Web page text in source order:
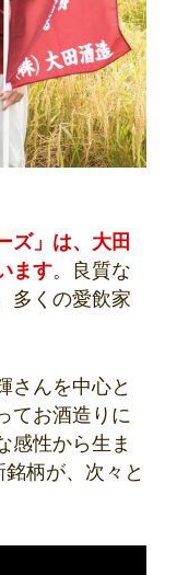
ズ」は、大田
ます。良質な
多くの愛飲家
さんを中心と
てお酒造りに
感性から生ま
柄が、次々と